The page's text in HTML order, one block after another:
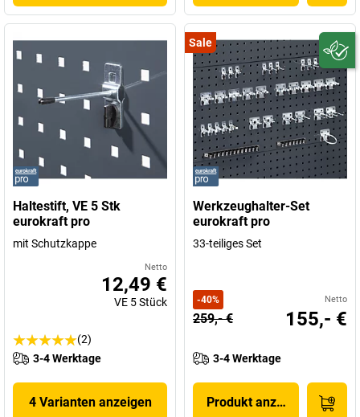
Haltestift, VE 5 Stk
eurokraft pro
mit Schutzkappe
Netto
12,49 €
VE 5Stück
(2)
3-4 Werktage
4 Varianten anzeigen
Sale
Werkzeughalter-Set
eurokraft pro
33-teiliges Set
-40% Netto
259,- € 155,- €
3-4 Werktage
Produkt anzeigen